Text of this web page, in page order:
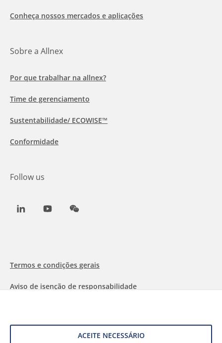
ACEITE NECESSÁRIO
Conheça nossos mercados e aplicações
Sobre a Allnex
Por que trabalhar na allnex?
Time de gerenciamento
Sustentabilidade/ ECOWISE™
Conformidade
Follow us
LinkedInYoutubeWeChat
Termos e condições gerais
Aviso de isenção de responsabilidade
Proteção de dados